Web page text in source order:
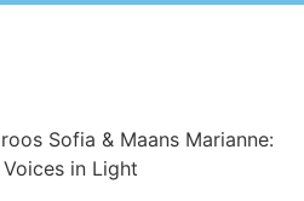
Sofia & Maans Marianne:
in Light